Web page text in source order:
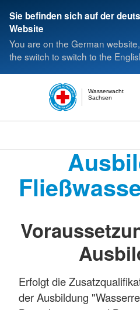
Sie befinden sich auf der
Website
You are on the German
the switch to switch to the
Sachsen
Wasserwacht
Erfolgt die
der Ausbildung